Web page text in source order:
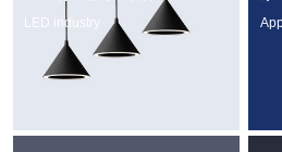
LED industry